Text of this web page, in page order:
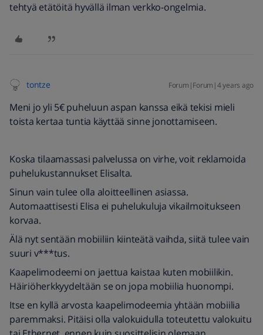
tehtyä etätöitä hyvällä ilman verkko-ongelmia.
tontze Forum|Forum|4 years ago
Meni jo yli 5€ puheluun aspan kanssa eikä tekisi mieli
toista kertaa tuntia käyttää sinne jonottamiseen.
Koska tilaamassasi palvelussa on virhe, voit reklamoida
puhelukustannukset Elisalta.
Sinun vain tulee olla aloitteellinen asiassa.
Automaattisesti Elisa ei puhelukuluja vikailmoitukseen
korvaa.
Älä nyt sentään mobiiliin kiinteätä vaihda, siitä tulee vain
suuri v***tus.
Kaapelimodeemi on jaettua kaistaa kuten mobiilikin.
Häiriöherkkyydeltään se on jopa mobiilia huonompi.
Itse en kyllä arvosta kaapelimodeemia yhtään mobiilia
paremmaksi. Pitäisi olla valokuidulla toteutettu valokuitu